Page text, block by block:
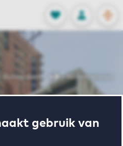
gebruik van
FAVORIETEN
Opgeslagen
INLOGGEN
Rotterdam Willemstoren
in